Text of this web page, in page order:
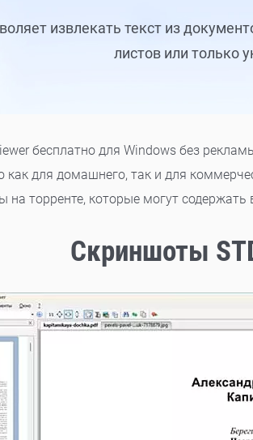
извлекать текст из
листов или только
бесплатно для Windows без
как для домашнего, так и для
торренте, которые могут содержать
Скриншоты